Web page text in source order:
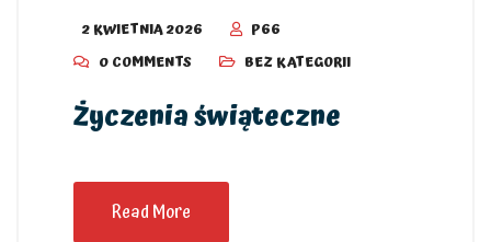
2 KWIETNIA 2026
P66
0 COMMENTS
BEZ KATEGORII
Życzenia świąteczne
Read More